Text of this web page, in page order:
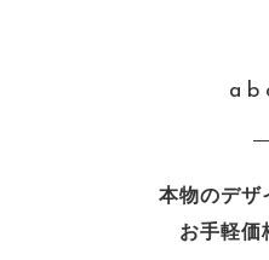
本物のデザ
お手軽価